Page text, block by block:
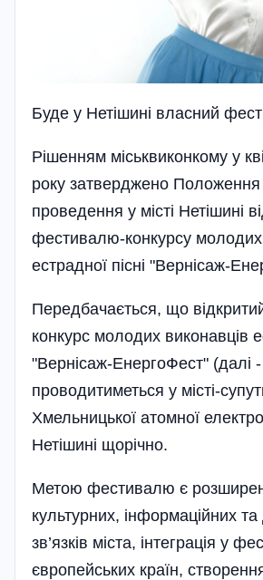
Буде у Нетiшинi власний
Рішенням міськвиконкому у
року затверджено
проведення у місті Нетішині
фестивалю-конкурсу молодих
естрадної пісні "Вернісаж-
Передбачається, що
конкурс молодих виконавців
"Вернісаж-ЕнергоФест" (далі
проводитиметься у місті-
Хмельницької атомної
Нетішині щорічно.
Метою фестивалю є
культурних, інформаційних та
зв’язків міста, інтеграція у
європейських країн,